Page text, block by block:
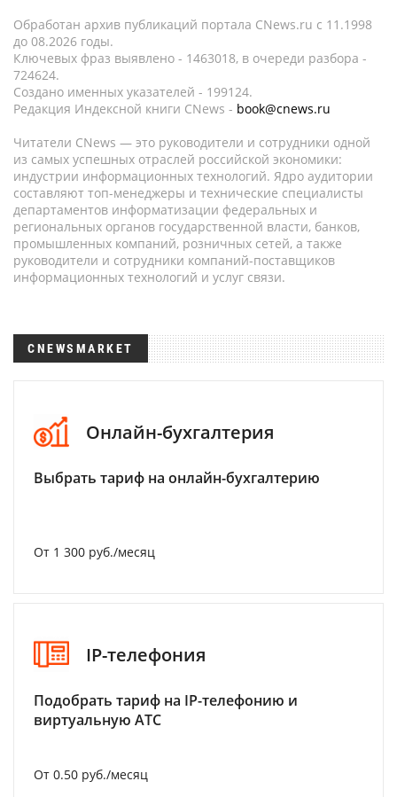
Обработан архив публикаций портала CNews.ru c 11.1998
до 08.2026 годы.
Ключевых фраз выявлено - 1463018, в очереди разбора -
724624.
Создано именных указателей - 199124.
Редакция Индексной книги CNews - book@cnews.ru
Читатели CNews — это руководители и сотрудники одной
из самых успешных отраслей российской экономики:
индустрии информационных технологий. Ядро аудитории
составляют топ-менеджеры и технические специалисты
департаментов информатизации федеральных и
региональных органов государственной власти, банков,
промышленных компаний, розничных сетей, а также
руководители и сотрудники компаний-поставщиков
информационных технологий и услуг связи.
CNEWSMARKET
Онлайн-бухгалтерия
Выбрать тариф на онлайн-бухгалтерию
От 1 300 руб./месяц
IP-телефония
Подобрать тариф на IP-телефонию и
виртуальную АТС
От 0.50 руб./месяц